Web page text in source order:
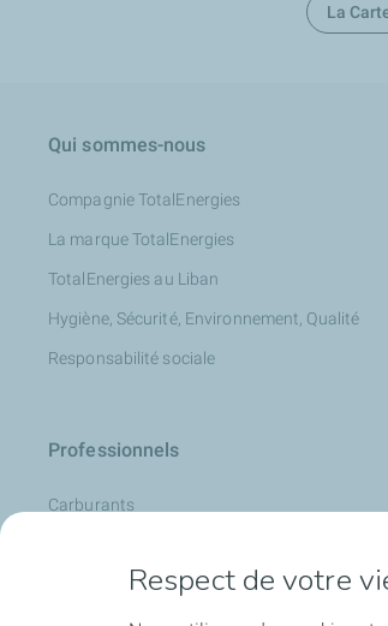
La
Qui sommes-nous
Compagnie TotalEnergies
La marque TotalEnergies
TotalEnergies au Liban
Hygiène, Sécurité, Environnement, Qualité
Responsabilité sociale
Professionnels
Carburants
Analyse d’huile : LubAnac
Respect de votre